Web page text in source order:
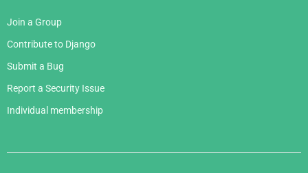
Join a Group
Contribute to Django
Submit a Bug
Report a Security Issue
Individual membership